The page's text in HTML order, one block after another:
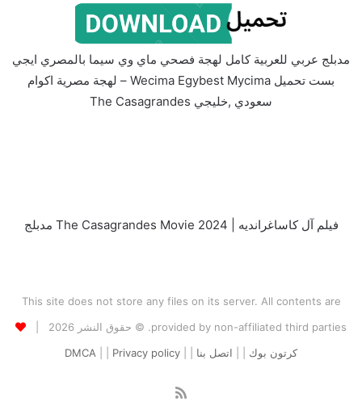
مدبلج عربي للعربية كامل لهجة فصحي ماي وي سيما بالمصري ايجي
بست تحميل Wecima Egybest Mycima – لهجة مصرية اكوام
سعودي ,خليجي The Casagrandes
فيلم آل كاساغرانديه | The Casagrandes Movie 2024 مدبلج
This site does not store any files on its server. All contents are
provided by non-affiliated third parties. © حقوق النشر 2026 |
كرتون بوك
اتصل بنا DMCA Privacy policy
ملخص